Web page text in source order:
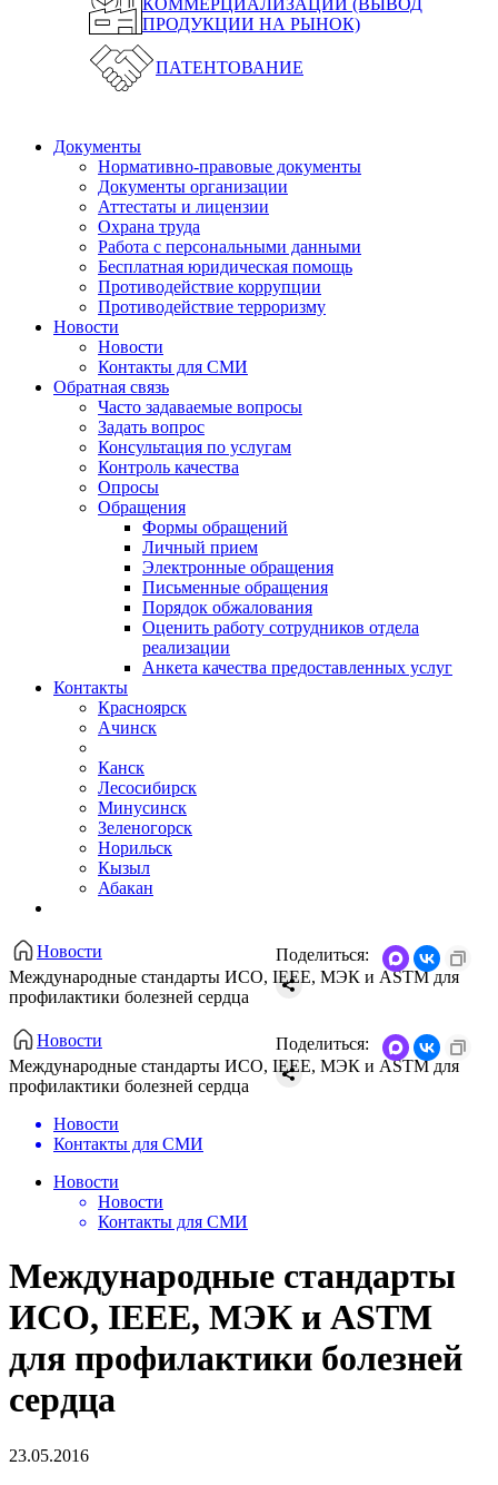
КОММЕРЦИАЛИЗАЦИИ (ВЫВОД
ПРОДУКЦИИ НА РЫНОК)
ПАТЕНТОВАНИЕ
Документы
Нормативно-правовые документы
Документы организации
Аттестаты и лицензии
Охрана труда
Работа с персональными данными
Бесплатная юридическая помощь
Противодействие коррупции
Противодействие терроризму
Новости
Новости
Контакты для СМИ
Обратная связь
Часто задаваемые вопросы
Задать вопрос
Консультация по услугам
Контроль качества
Опросы
Обращения
Формы обращений
Личный прием
Электронные обращения
Письменные обращения
Порядок обжалования
Оценить работу сотрудников отдела
реализации
Анкета качества предоставленных услуг
Контакты
Красноярск
Ачинск
Канск
Лесосибирск
Минусинск
Зеленогорск
Норильск
Кызыл
Абакан
Новости
Международные стандарты ИСО, IEEE, МЭК и ASTM для
профилактики болезней сердца
Поделиться:
Новости
Международные стандарты ИСО, IEEE, МЭК и ASTM для
профилактики болезней сердца
Поделиться:
Новости
Контакты для СМИ
Новости
Новости
Контакты для СМИ
Международные стандарты
ИСО, IEEE, МЭК и ASTM
для профилактики болезней
сердца
23.05.2016